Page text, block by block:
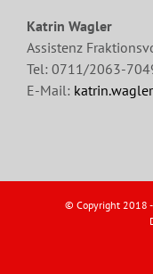
Katrin Wagler
Assistenz
Tel: 0711/2063-
E-Mail:
© Copyright 2018 -